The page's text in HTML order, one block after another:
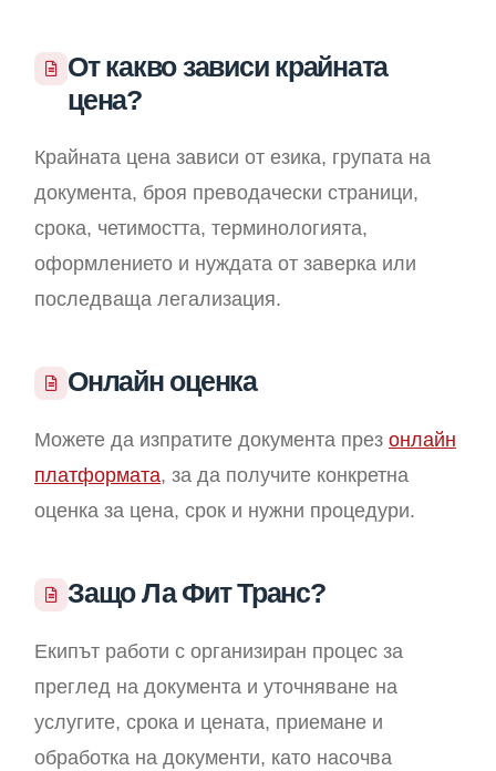
От какво зависи крайната
цена?
Крайната цена зависи от езика, групата на
документа, броя преводачески страници,
срока, четимостта, терминологията,
оформлението и нуждата от заверка или
последваща легализация.
Онлайн оценка
Можете да изпратите документа през онлайн
платформата, за да получите конкретна
оценка за цена, срок и нужни процедури.
Защо Ла Фит Транс?
Екипът работи с организиран процес за
преглед на документа и уточняване на
услугите, срока и цената, приемане и
обработка на документи, като насочва